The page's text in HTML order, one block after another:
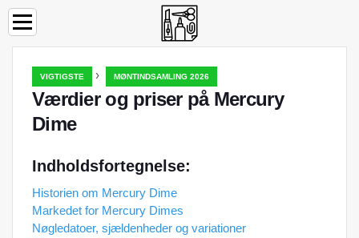
VIGTIGSTE › MØNTINDSAMLING 2026
Værdier og priser på Mercury
Dime
Indholdsfortegnelse:
Historien om Mercury Dime
Markedet for Mercury Dimes
Nøgledatoer, sjældenheder og variationer